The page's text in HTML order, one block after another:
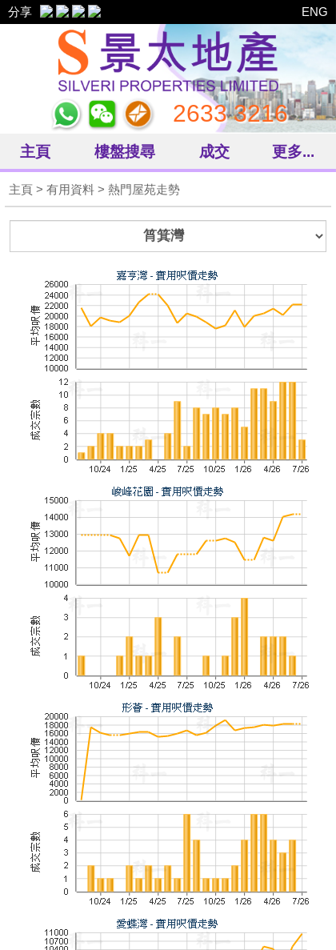
分享 ENG
2633 3216
主頁 樓盤搜尋 成交 更多...
主頁 > 有用資料 > 熱門屋苑走勢